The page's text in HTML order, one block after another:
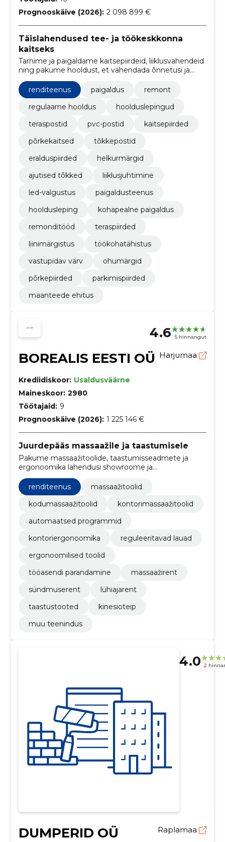
Prognooskäive (2026): 2 098 899 €
Täislahendused tee- ja töökeskkonna
kaitseks
Tarnime ja paigaldame kaitsepiirdeid, liiklusvahendeid
ning pakume hooldust, et vähendada õnnetusi ja
kaitsta infrastruktuuri.
renditeenus
paigaldus
remont
regulaarne hooldus
hoolduslepingud
teraspostid
pvc-postid
kaitsepiirded
põrkekaitsed
tõkkepostid
eralduspiirded
helkurmärgid
ajutised tõkked
liiklusjuhtimine
led-valgustus
paigaldusteenus
hooldusleping
kohapealne paigaldus
remonditööd
teraspiirded
liinimärgistus
töökohatähistus
vastupidav värv
ohumärgid
põrkepiirded
parkimispiirded
maanteede ehitus
4.6 5 hinnangut
BOREALIS EESTI OÜ Harjumaa
Krediidiskoor: Usaldusväärne
Maineskoor: 2980
Töötajaid: 9
Prognooskäive (2026): 1 225 146 €
Juurdepääs massaažile ja taastumisele
Pakume massaažitoolide, taastumisseadmete ja
ergonoomika lahendusi showroome ja
renditeenusega. Aitame vähendada töövalusid,
toetada taastumist ja vähendada osturiske.
renditeenus
massaažitoolid
kodumassaažitoolid
kontorimassaažitoolid
automaatsed programmid
kontoriergonoomika
reguleeritavad lauad
ergonoomilised toolid
tööasendi parandamine
massaažirent
sündmuserent
lühiajarent
taastustooted
kinesioteip
muu teenindus
4.0 2
DUMPERID OÜ Raplamaa